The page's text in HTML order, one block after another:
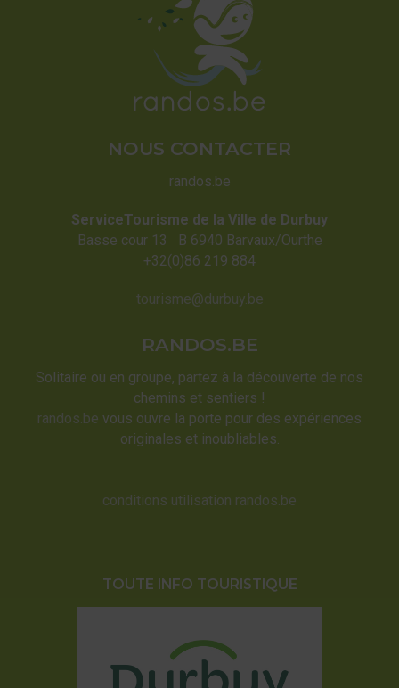
NOUS CONTACTER
randos.be
ServiceTourisme de la Ville de Durbuy
Basse cour 13 B 6940 Barvaux/Ourthe
+32(0)86 219 884
tourisme@durbuy.be
RANDOS.BE
Solitaire ou en groupe, partez à la découverte de nos
chemins et sentiers !
randos.be vous ouvre la porte pour des expériences
originales et inoubliables.
conditions utilisation randos.be
TOUTE INFO TOURISTIQUE